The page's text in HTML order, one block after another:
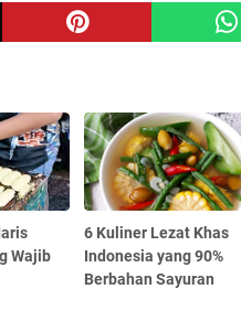
Wajib
6 Kuliner Lezat Khas
Indonesia yang 90%
Berbahan Sayuran